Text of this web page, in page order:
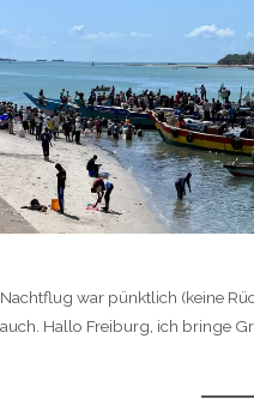
Nachtflug war pünktlich (keine
auch. Hallo Freiburg, ich bringe